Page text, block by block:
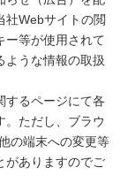
社Webサイトの閲
ー等が使用されて
ような情報の取扱
するページにて各
。ただし、ブラウ
の端末への変更等
がありますのでご